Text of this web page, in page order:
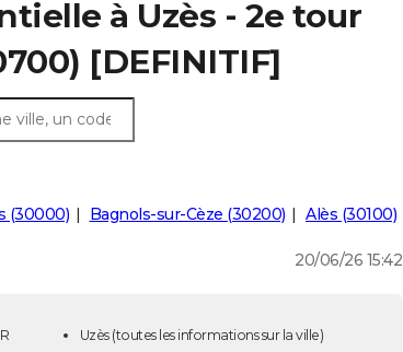
à Uzès - 2e tour
[DEFINITIF]
(30000) Bagnols-sur-Cèze (30200) Alès (30100)
20/06/26 15:42
Uzès(toutes les informations sur la ville)